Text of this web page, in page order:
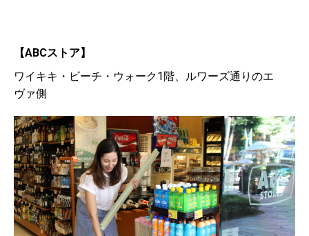
【ABCストア】
ワイキキ・ビーチ・ウォーク1階、ルワーズ通りのエ
ヴァ側